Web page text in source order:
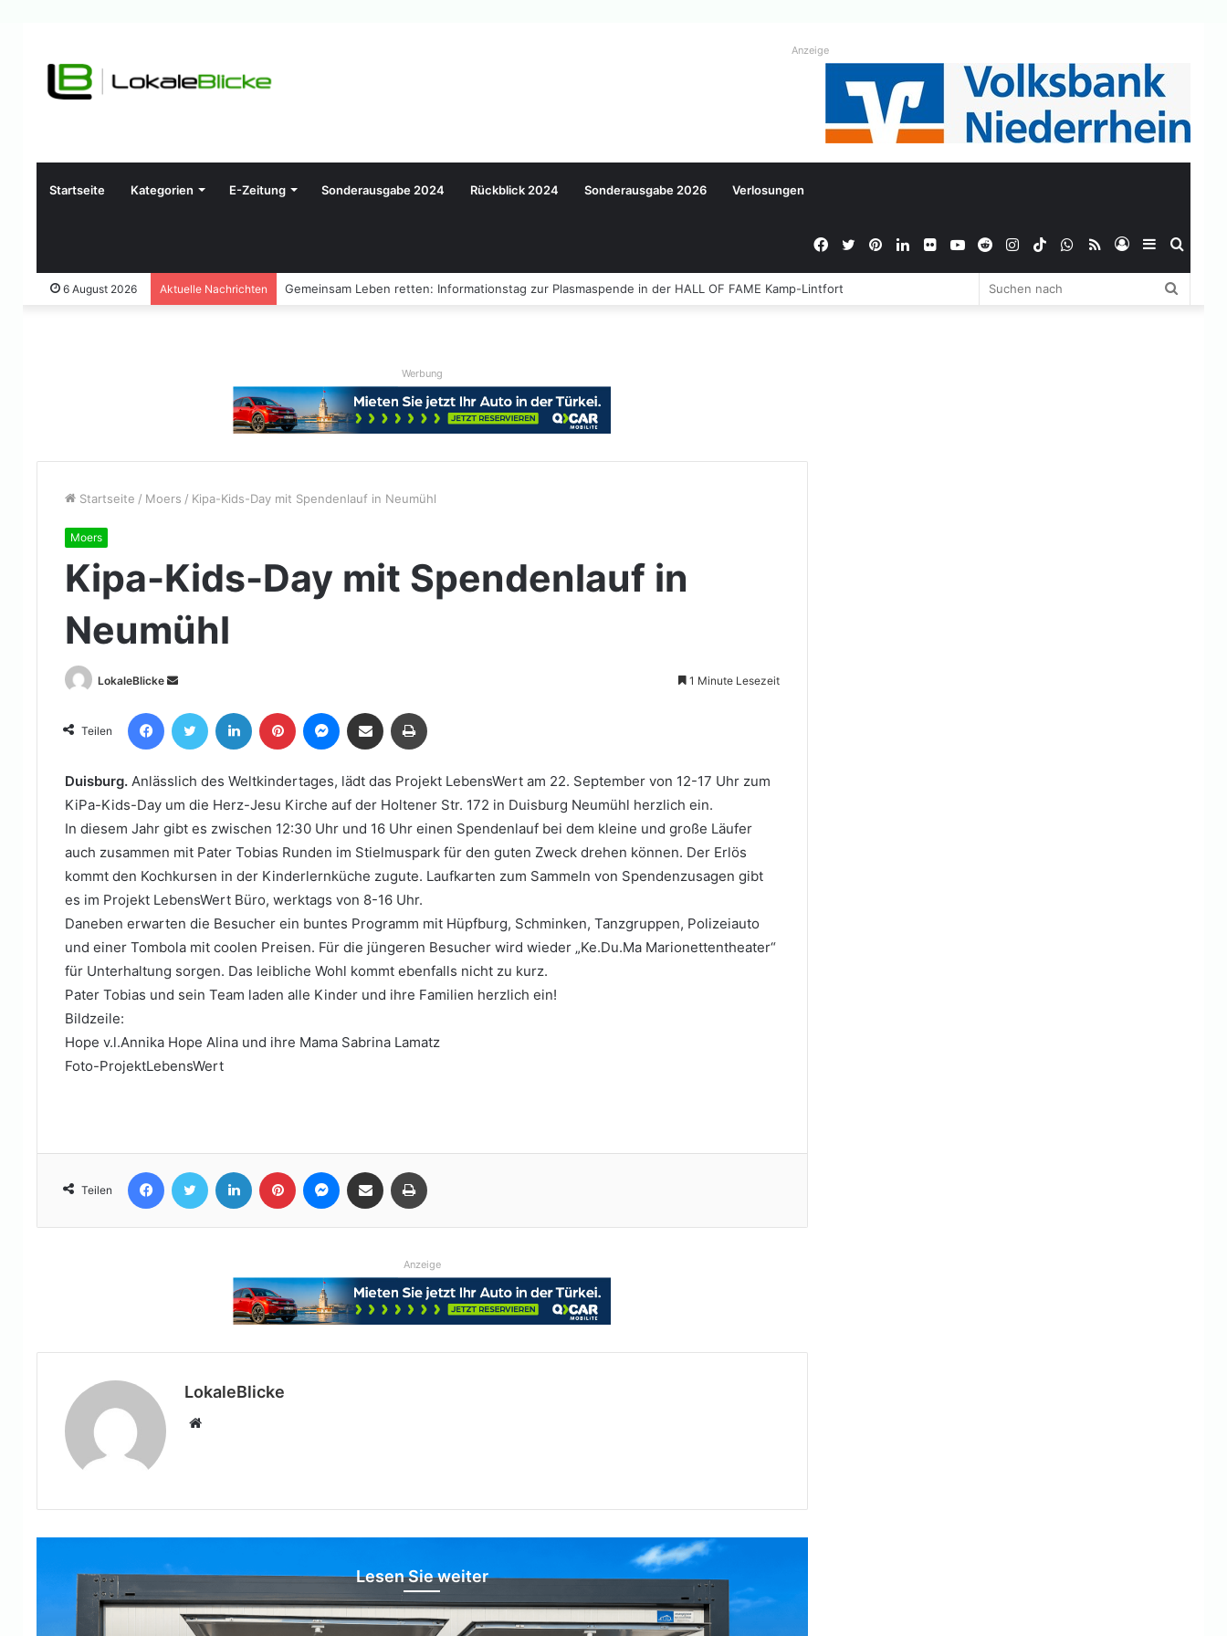
Anzeige
Startseite Kategorien E-Zeitung Sonderausgabe 2024 Rückblick 2024 Sonderausgabe 2026 Verlosungen
Sidebar
Anmelden
RSS
WhatsApp
TikTok
Instagram
Reddit
YouTube
Flickr
LinkedIn
Pinterest
Twitter
Facebook
6 August 2026 Aktuelle Nachrichten Gemeinsam Leben retten: Informationstag zur Plasmaspende in der HALL OF FAME Kamp-Lintfort
Werbung
Startseite / Moers / Kipa-Kids-Day mit Spendenlauf in Neumühl
Moers
Kipa-Kids-Day mit Spendenlauf in
Neumühl
LokaleBlicke
Sende
eine
E-
1 Minute Lesezeit
Teilen
FacebookTwitter LinkedIn Pinterest Messenger
Teile per E-Mail
Duisburg. Anlässlich des Weltkindertages, lädt das Projekt LebensWert am 22. September von 12-17 Uhr zum
KiPa-Kids-Day um die Herz-Jesu Kirche auf der Holtener Str. 172 in Duisburg Neumühl herzlich ein.
In diesem Jahr gibt es zwischen 12:30 Uhr und 16 Uhr einen Spendenlauf bei dem kleine und große Läufer
auch zusammen mit Pater Tobias Runden im Stielmuspark für den guten Zweck drehen können. Der Erlös
kommt den Kochkursen in der Kinderlernküche zugute. Laufkarten zum Sammeln von Spendenzusagen gibt
es im Projekt LebensWert Büro, werktags von 8-16 Uhr.
Daneben erwarten die Besucher ein buntes Programm mit Hüpfburg, Schminken, Tanzgruppen, Polizeiauto
und einer Tombola mit coolen Preisen. Für die jüngeren Besucher wird wieder „Ke.Du.Ma Marionettentheater“
für Unterhaltung sorgen. Das leibliche Wohl kommt ebenfalls nicht zu kurz.
Pater Tobias und sein Team laden alle Kinder und ihre Familien herzlich ein!
Bildzeile:
Hope v.l.Annika Hope Alina und ihre Mama Sabrina Lamatz
Foto-ProjektLebensWert
Teilen
FacebookTwitter LinkedIn Pinterest Messenger
Teile per E-Mail
Anzeige
LokaleBlicke
Webseite
Lesen Sie weiter